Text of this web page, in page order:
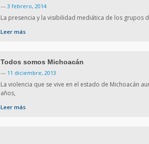
— 3 febrero, 2014
La presencia y la visibilidad mediática de los grupos
Leer más
Todos somos Michoacán
— 11 diciembre, 2013
La violencia que se vive en el estado de Michoacán
años,
Leer más